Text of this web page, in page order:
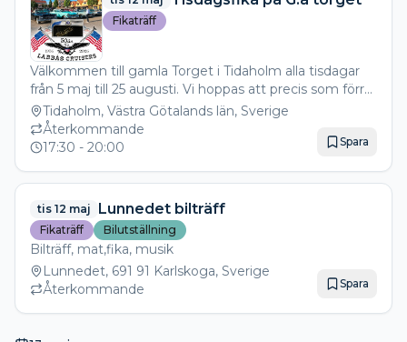
Fikaträff
Välkommen till gamla Torget i Tidaholm alla tisdagar
från 5 maj till 25 augusti. Vi hoppas att precis som förra
året fylla torget med glänsande krom och lack! Ägare
till äldre bilar, entusiastfordon, MC, mopeder, Epa- och
A-traktorer hoppas vi ställer upp sina fordon på torget.
restauranger eller konditori Arr Labbås Cruisers
Tidaholm, Västra Götalands län, Sverige
Återkommande
17:30 - 20:00 Spara
tis 12 maj Lunnedet bilträff
Fikaträff Bilutställning
Bilträff, mat,fika, musik
Lunnedet, 691 91 Karlskoga, Sverige
Återkommande
Spara